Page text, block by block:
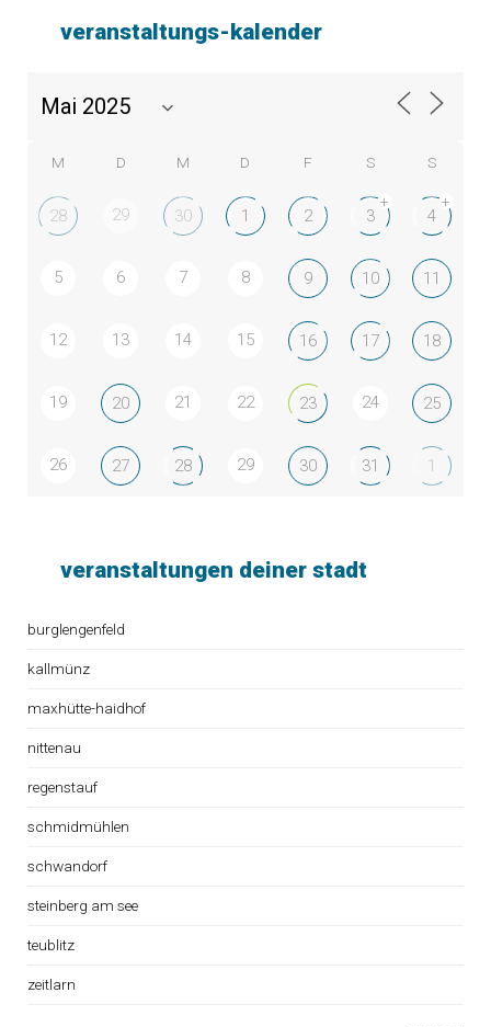
veranstaltungs-kalender
M D M D F S S
28 29 30 1 2 3
+
4
+
5 6 7 8 9 10 11
12 13 14 15 16 17 18
19 20 21 22 23 24 25
26 27 28 29 30 31 1
veranstaltungen deiner stadt
burglengenfeld
kallmünz
maxhütte-haidhof
nittenau
regenstauf
schmidmühlen
schwandorf
steinberg am see
teublitz
zeitlarn